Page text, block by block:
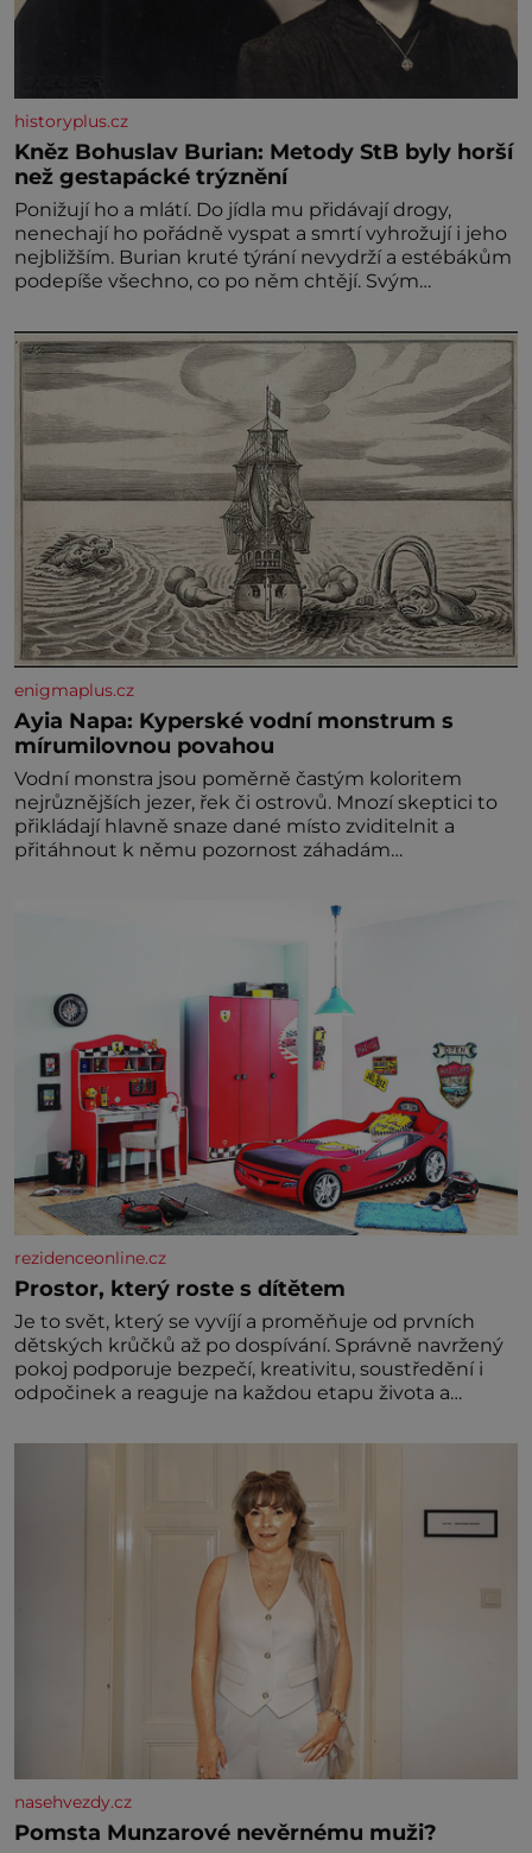
historyplus.cz
Kněz Bohuslav Burian: Metody StB byly horší
než gestapácké trýznění
Ponižují ho a mlátí. Do jídla mu přidávají drogy,
nenechají ho pořádně vyspat a smrtí vyhrožují i jeho
nejbližším. Burian kruté týrání nevydrží a estébákům
podepíše všechno, co po něm chtějí. Svým
výslechů nikdo nevyvíjel fyzický ani psychický nátlak.
Syn brněnského řezníka chce být knězem a
enigmaplus.cz
Ayia Napa: Kyperské vodní monstrum s
mírumilovnou povahou
Vodní monstra jsou poměrně častým koloritem
nejrůznějších jezer, řek či ostrovů. Mnozí skeptici to
přikládají hlavně snaze dané místo zviditelnit a
přitáhnout k němu pozornost záhadám
rezidenceonline.cz
Prostor, který roste s dítětem
Je to svět, který se vyvíjí a proměňuje od prvních
dětských krůčků až po dospívání. Správně navržený
pokoj podporuje bezpečí, kreativitu, soustředění i
odpočinek a reaguje na každou etapu života a
jednoduchost, měkkost a bezpečí, proto by pokoj
nasehvezdy.cz
Pomsta Munzarové nevěrnému muži?